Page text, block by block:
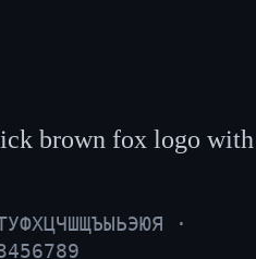
brown fox logo with
·